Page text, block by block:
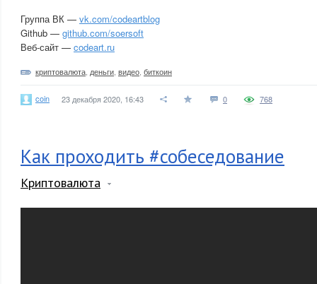
Группа ВК — vk.com/codeartblog
Github — github.com/soersoft
Веб-сайт — codeart.ru
криптовалюта деньги видео биткоин
coin 23 декабря 2020, 16:43 0 768
Как проходить #собеседование
Криптовалюта